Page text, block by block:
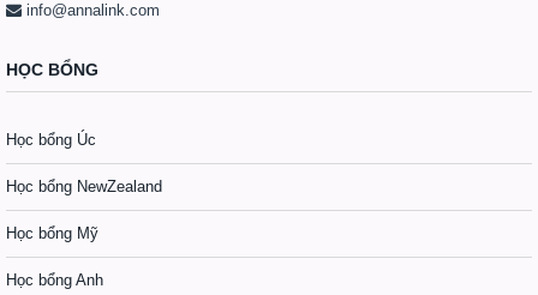
info@annalink.com
HỌC BỔNG
Học bổng Úc
Học bổng NewZealand
Học bổng Mỹ
Học bổng Anh